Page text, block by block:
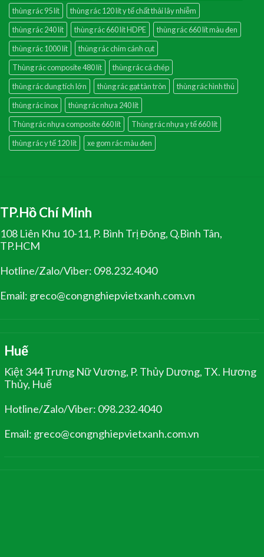
thùng rác 95 lít
thùng rác 120 lít y tế chất thải lây nhiễm
thùng rác 240 lít
thùng rác 660 lít HDPE
thùng rác 660 lít màu đen
thùng rác 1000 lít
thùng rác chim cánh cụt
Thùng rác composite 480 lít
thùng rác cá chép
thùng rác dung tích lớn
thùng rác gạt tàn tròn
thùng rác hình thú
thùng rác inox
thùng rác nhựa 240 lít
Thùng rác nhựa composite 660 lít
Thùng rác nhựa y tế 660 lít
thùng rác y tế 120 lít
xe gom rác màu đen
TP.Hồ Chí Minh
108 Liên Khu 10-11, P. Bình Trị Đông, Q.Bình Tân,
TP.HCM
Hotline/Zalo/Viber: 098.232.4040
Email: greco@congnghiepvietxanh.com.vn
Huế
Kiệt 344 Trưng Nữ Vương, P. Thủy Dương, TX. Hương
Thủy, Huế
Hotline/Zalo/Viber: 098.232.4040
Email: greco@congnghiepvietxanh.com.vn